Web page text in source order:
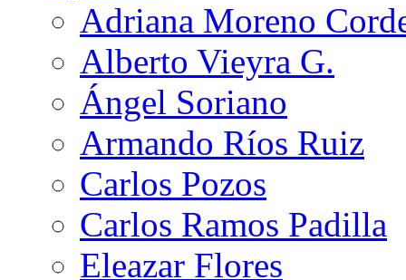
Adriana Moreno
Alberto Vieyra G.
Ángel Soriano
Armando Ríos Ruiz
Carlos Pozos
Carlos Ramos Padilla
Eleazar Flores